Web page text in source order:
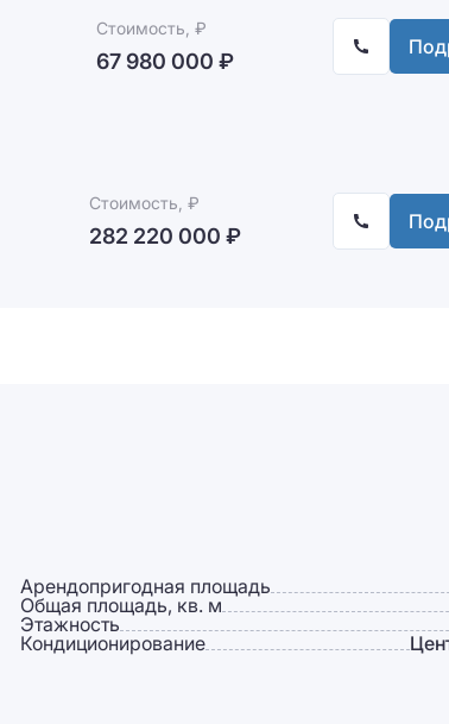
Стоимость, ₽
67 980 000 ₽
Стоимость, ₽
282 220 000 ₽
Арендопригодная площадь
Общая площадь, кв. м
Этажность
Кондиционирование